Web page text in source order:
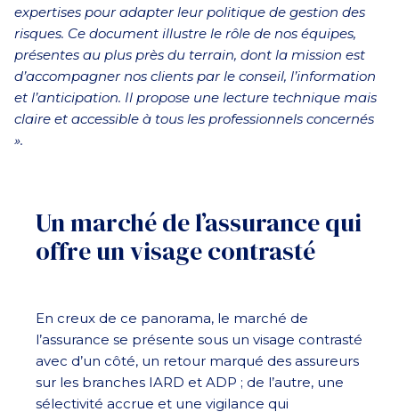
expertises pour adapter leur politique de gestion des
risques. Ce document illustre le rôle de nos équipes,
présentes au plus près du terrain, dont la mission est
d’accompagner nos clients par le conseil, l’information
et l’anticipation. Il propose une lecture technique mais
claire et accessible à tous les professionnels concernés
».
Un marché de l’assurance qui
offre un visage contrasté
En creux de ce panorama, le marché de
l’assurance se présente sous un visage contrasté
avec d’un côté, un retour marqué des assureurs
sur les branches IARD et ADP ; de l’autre, une
sélectivité accrue et une vigilance qui